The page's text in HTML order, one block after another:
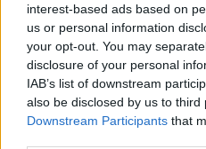
interest-based ads based on
us or personal information
your opt-out. You may
disclosure of your personal
IAB’s list of downstream
also be disclosed by us to third
Downstream Participants that
TELEFONOK GYORSLISTA
Márka :
Tipus :